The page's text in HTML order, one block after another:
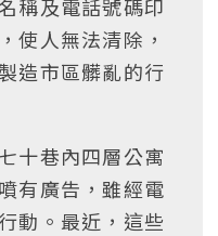
稱及電話號碼印
使人無法清除，
造市區髒亂的行
十巷內四層公寓
有廣告，雖經電
動。最近，這些